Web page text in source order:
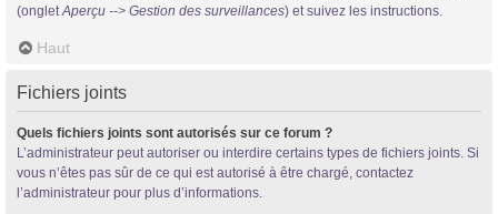
(ongletAperçu --> Gestion des surveillances) et suivez les instructions.
Haut
Fichiers joints
Quels fichiers joints sont autorisés sur ce forum ?
L’administrateur peut autoriser ou interdire certains types de fichiers joints. Si
vous n’êtes pas sûr de ce qui est autorisé à être chargé, contactez
l’administrateur pour plus d’informations.